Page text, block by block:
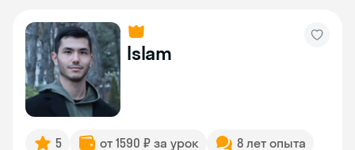
Islam
5 от 1590 ₽ за урок 8 лет опыта